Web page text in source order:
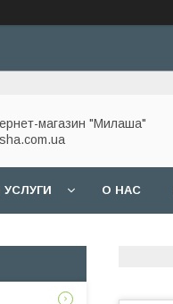
магазин "Милаша"
О НАС